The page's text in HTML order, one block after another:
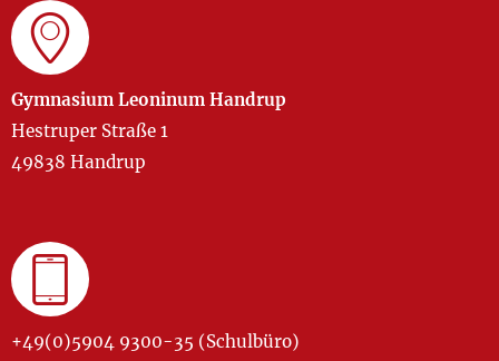
Gymnasium Leoninum Handrup
Hestruper Straße 1
49838 Handrup
+49(0)5904 9300-35 (Schulbüro)